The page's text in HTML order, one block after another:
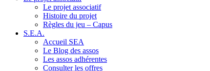
Le projet associatif
Histoire du projet
Règles du jeu – Capus
S.E.A.
Accueil SEA
Le Blog des assos
Les assos adhérentes
Consulter les offres